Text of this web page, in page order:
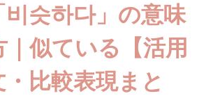
슷하다」の意味
｜似ている【活用
比較表現まと